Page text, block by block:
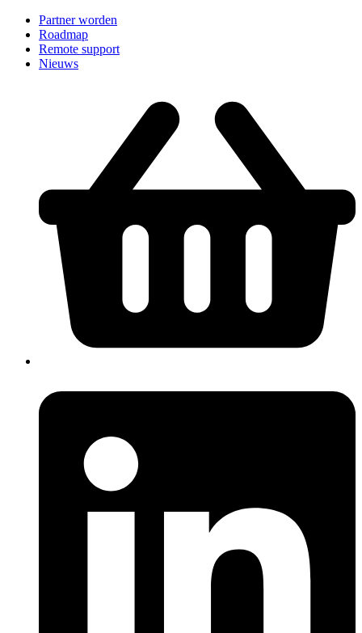
Partner worden
Roadmap
Remote support
Nieuws